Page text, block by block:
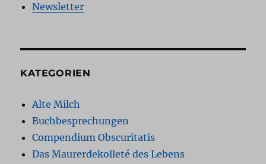
Newsletter
KATEGORIEN
Alte Milch
Buchbesprechungen
Compendium Obscuritatis
Das Maurerdekolleté des Lebens